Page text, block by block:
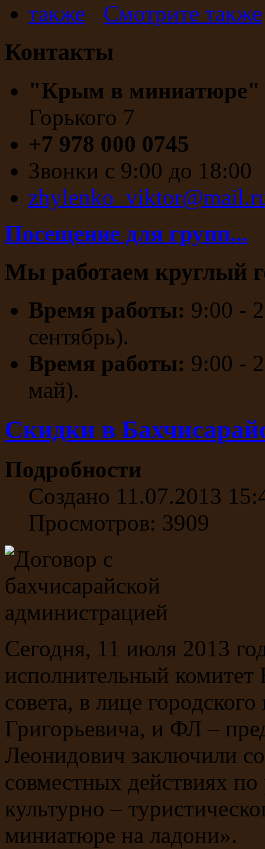
Смотрите также
Контакты
"Крым в
Горького 7
+7 978 000 0745
Звонки с 9:00 до 18:00
Посещение для групп...
Мы работаем круглый
Время работы: 9:00 -
сентябрь).
Время работы: 9:00 -
май).
Скидки в
Подробности
Создано 11.07.2013
Просмотров: 3909
Сегодня, 11 июля 2013
исполнительный комитет
совета, в лице
Григорьевича, и ФЛ –
Леонидович заключили
совместных действиях
культурно –
миниатюре на ладони».